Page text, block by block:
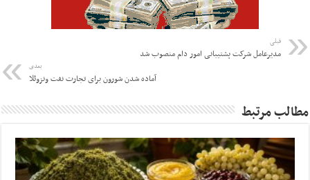
قبلی
مدیرعامل شرکت پشتیبانی امور دام منصوب شد
بعدی
آماده شدن شورون برای تجارت نفت ونزوئلا
مطالب مرتبط